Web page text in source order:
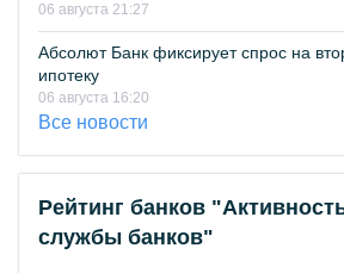
06 августа 21:27
Абсолют Банк фиксирует спрос на
ипотеку
06 августа 16:20
Все новости
Рейтинг банков
службы банков"